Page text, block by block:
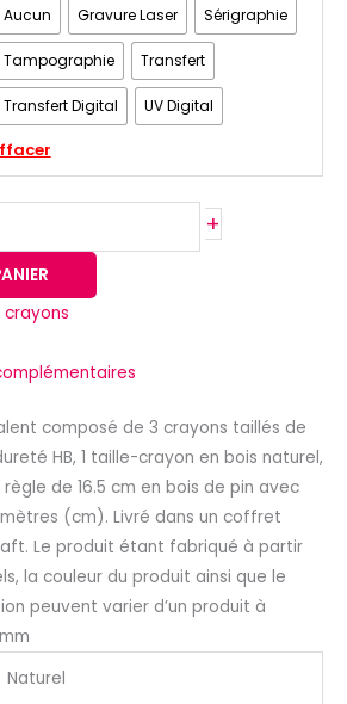
Aucun Gravure Laser Sérigraphie
Tampographie Transfert
Transfert Digital UV Digital
+
composé de 3 crayons taillés de
HB, 1 taille-crayon en bois naturel,
règle de 16.5 cm en bois de pin avec
(cm). Livré dans un coffret
Le produit étant fabriqué à partir
la couleur du produit ainsi que le
peuvent varier d’un produit à
Naturel